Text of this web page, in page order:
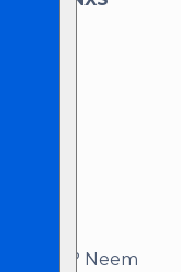
nodig? Neem